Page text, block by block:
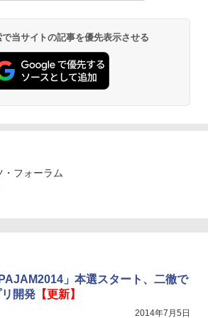
当サイトの記事を優先表示させる
・フォーラム
」本選スタート、二徹で
開発【更新】
2014年7月5日